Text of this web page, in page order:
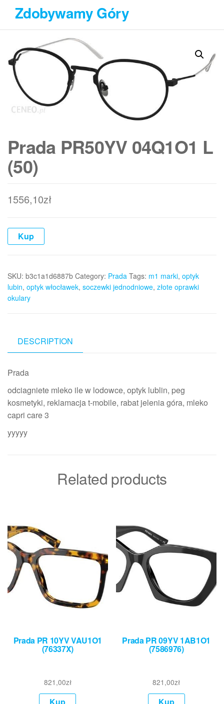
Przejdź
treści
Zdobywamy Góry
Prada PR50YV 04Q1O1 L
(50)
1556,10zł
Kup
SKU: b3c1a1d6887b Category: Prada Tags: m1 marki, optyk
lubin, optyk włocławek, soczewki jednodniowe, złote oprawki
okulary
DESCRIPTION
Prada
odciagniete mleko ile w lodowce, optyk lublin, peg
kosmetyki, reklamacja t-mobile, rabat jelenia góra, mleko
capri care 3
yyyyy
Related products
Prada PR 10YV VAU1O1
(76337X)
821,00zł
Prada PR 09YV 1AB1O1
(7586976)
821,00zł